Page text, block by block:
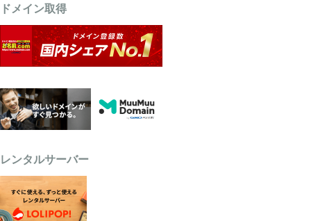
ドメイン取得
レンタルサーバー